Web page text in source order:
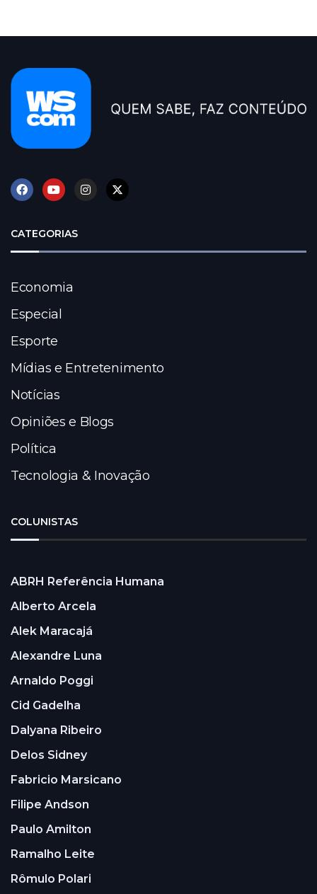
CATEGORIAS
Economia
Especial
Esporte
Mídias e Entretenimento
Notícias
Opiniões e Blogs
Política
Tecnologia & Inovação
COLUNISTAS
ABRH Referência Humana
Alberto Arcela
Alek Maracajá
Alexandre Luna
Arnaldo Poggi
Cid Gadelha
Dalyana Ribeiro
Delos Sidney
Fabricio Marsicano
Filipe Andson
Paulo Amilton
Ramalho Leite
Rômulo Polari